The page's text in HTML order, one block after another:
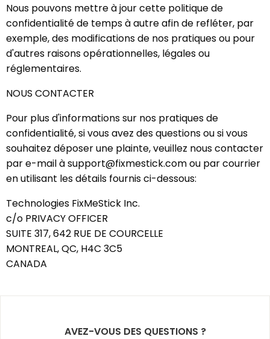
Nous pouvons mettre à jour cette politique de
confidentialité de temps à autre afin de refléter, par
exemple, des modifications de nos pratiques ou pour
d'autres raisons opérationnelles, légales ou
réglementaires.
NOUS CONTACTER
Pour plus d'informations sur nos pratiques de
confidentialité, si vous avez des questions ou si vous
souhaitez déposer une plainte, veuillez nous contacter
par e-mail à support@fixmestick.com ou par courrier
en utilisant les détails fournis ci-dessous:
Technologies FixMeStick Inc.
c/o PRIVACY OFFICER
SUITE 317, 642 RUE DE COURCELLE
MONTREAL, QC, H4C 3C5
CANADA
AVEZ-VOUS DES QUESTIONS ?